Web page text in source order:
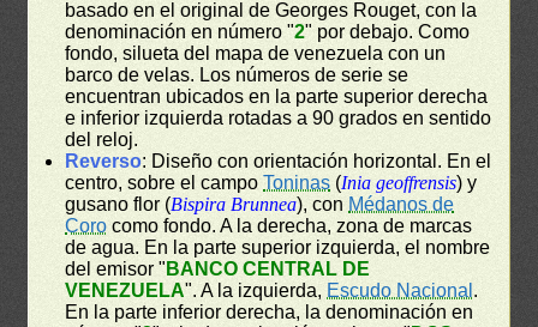
basado en el original de Georges Rouget, con la
denominación en número "2" por debajo. Como
fondo, silueta del mapa de venezuela con un
barco de velas. Los números de serie se
encuentran ubicados en la parte superior derecha
e inferior izquierda rotadas a 90 grados en sentido
del reloj.
Reverso: Diseño con orientación horizontal. En el
centro, sobre el campoToninas (Inia geoffrensis) y
gusano flor (Bispira Brunnea), con Médanos de
Coro como fondo. A la derecha, zona de marcas
de agua. En la parte superior izquierda, el nombre
del emisor " BANCO CENTRAL DE
VENEZUELA". A la izquierda, Escudo Nacional .
En la parte inferior derecha, la denominación en